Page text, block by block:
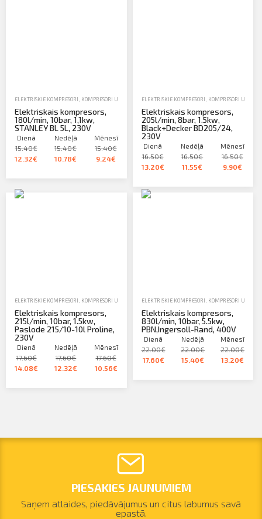
ELEKTRISKIE KOMPRESORI KOMPRESORI UN PNEIMATISKIE INSTRUMENTI,NOMA
Elektriskais kompresors,
180l/min, 10bar, 1,1kw,
STANLEY BL 5L, 230V
Dienā
15.40€
12.32€
Nedēļā
15.40€
10.78€
Mēnesī
15.40€
9.24€
ELEKTRISKIE KOMPRESORI KOMPRESORI UN
Elektriskais kompresors,
205l/min, 8bar, 1.5kw,
Black+Decker BD205/24,
230V
Dienā
16.50€
13.20€
Nedēļā
16.50€
11.55€
Mēnesī
16.50€
9.90€
ELEKTRISKIE KOMPRESORI KOMPRESORI UN PNEIMATISKIE INSTRUMENTI,NOMA
Elektriskais kompresors,
215l/min, 10bar, 1.5kw,
Paslode 215/10-10l Proline,
230V
Dienā
17.60€
14.08€
Nedēļā
17.60€
12.32€
Mēnesī
17.60€
10.56€
ELEKTRISKIE KOMPRESORI KOMPRESORI UN
Elektriskais kompresors,
830l/min, 10bar, 5.5kw,
PBN,Ingersoll-Rand, 400V
Dienā
22.00€
17.60€
Nedēļā
22.00€
15.40€
Mēnesī
22.00€
13.20€
PIESAKIES JAUNUMIEM
Saņem atlaides, piedāvājumus un citus labumus savā
epastā.